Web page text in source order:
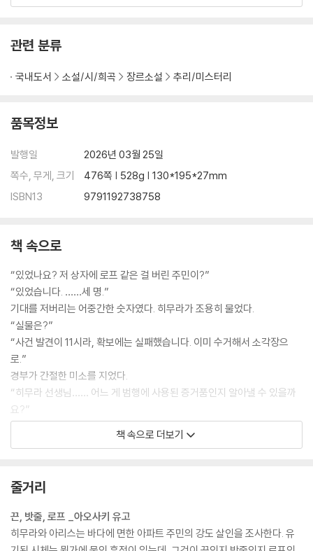
관련 분류
국내도서 소설/시/희곡 장르소설 추리/미스터리
품목정보
발행일
2026년 03월 25일
쪽수, 무게, 크기
476쪽 | 528g | 130*195*27mm
ISBN13
9791192738758
책 속으로
“있었나요? 저 상자에 로프 같은 걸 버린 주민이?”
“있었습니다. ……세 명.”
기대를 저버리는 어중간한 숫자였다. 히무라가 조용히 물었다.
“실물은?”
“사건 발견이 11시라, 확보에는 실패했습니다. 이미 수거해서 소각장으
로.”
경부가 간절한 미소를 지었다.
“히무라 선생님…… 어느 게 범행에 사용된 증거품인지 알아낼 수 있을까
요?”
--- 「아오사키 유고, 〈끈, 밧줄, 로프〉」 중에서
‘아저씨가 한 명 더 늘면 수상함만 두 배가 될 텐데. 아, 그만, 하지 말랬지,
옷에 구멍 나겠다.’
이 녀석, 고양이하고 놀면서 한 귀(반 귀?)로 흘려듣고 있군.
“부교수님이 말씀하는 진로 조언이 더 진정성이 있잖아. 대학에서 어린 여
책 속으로 더보기
줄거리
끈, 밧줄, 로프 _아오사키 유고
히무라와 아리스는 바다에 면한 아파트 주민의 강도 살인을 조사한다. 유